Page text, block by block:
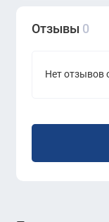
Отзывы 0
Нет отзывов